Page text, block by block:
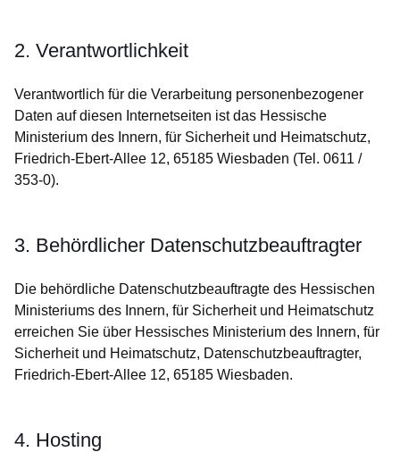
2. Verantwortlichkeit
Verantwortlich für die Verarbeitung personenbezogener
Daten auf diesen Internetseiten ist das Hessische
Ministerium des Innern, für Sicherheit und Heimatschutz,
Friedrich-Ebert-Allee 12, 65185 Wiesbaden (Tel. 0611 /
353-0).
3. Behördlicher Datenschutzbeauftragter
Die behördliche Datenschutzbeauftragte des Hessischen
Ministeriums des Innern, für Sicherheit und Heimatschutz
erreichen Sie über Hessisches Ministerium des Innern, für
Sicherheit und Heimatschutz, Datenschutzbeauftragter,
Friedrich-Ebert-Allee 12, 65185 Wiesbaden.
4. Hosting